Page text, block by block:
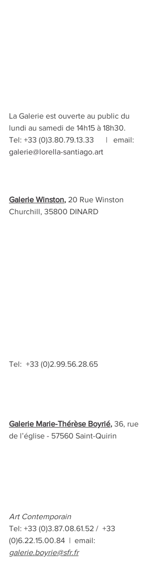
La Galerie est ouverte au public du
lundi au samedi de 14h15 à 18h30.
Tel: +33 (0)3.80.79.13.33      |   email:
galerie@lorella-santiago.art
Galerie Winston, 20 Rue Winston
Churchill, 35800 DINARD
Tel:  +33 (0)2.99.56.28.65
Galerie Marie-Thérèse Boyrié, 36, rue
de l’église - 57560 Saint-Quirin
Art Contemporain
Tel: +33 (0)3.87.08.61.52 /  +33
(0)6.22.15.00.84  |  email:
galerie.boyrie@sfr.fr